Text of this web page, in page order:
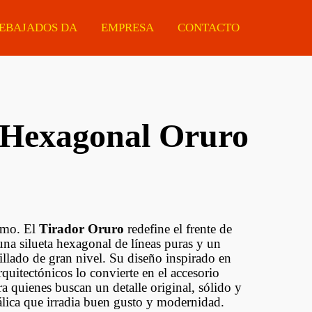
Manijas
Cerraduras
Guías Telescópicas
Sistemas Corredizos
Eléctricas
DA EMPRESA CONTACTO
Oruro
El Tirador Oruro redefine el frente de
silueta hexagonal de líneas puras y un
de gran nivel. Su diseño inspirado en
lo convierte en el accesorio
quienes buscan un detalle original, sólido y
que irradia buen gusto y modernidad.